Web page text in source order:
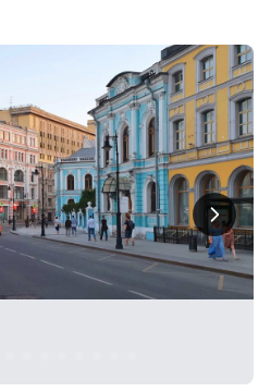
Расписание
Экскурсии
О нас
Контакты
8 (968) 778-33-22